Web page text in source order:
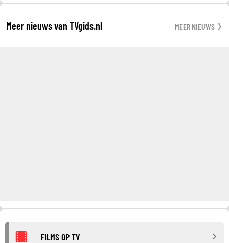
Meer nieuws van TVgids.nl MEER NIEUWS
FILMS OP TV